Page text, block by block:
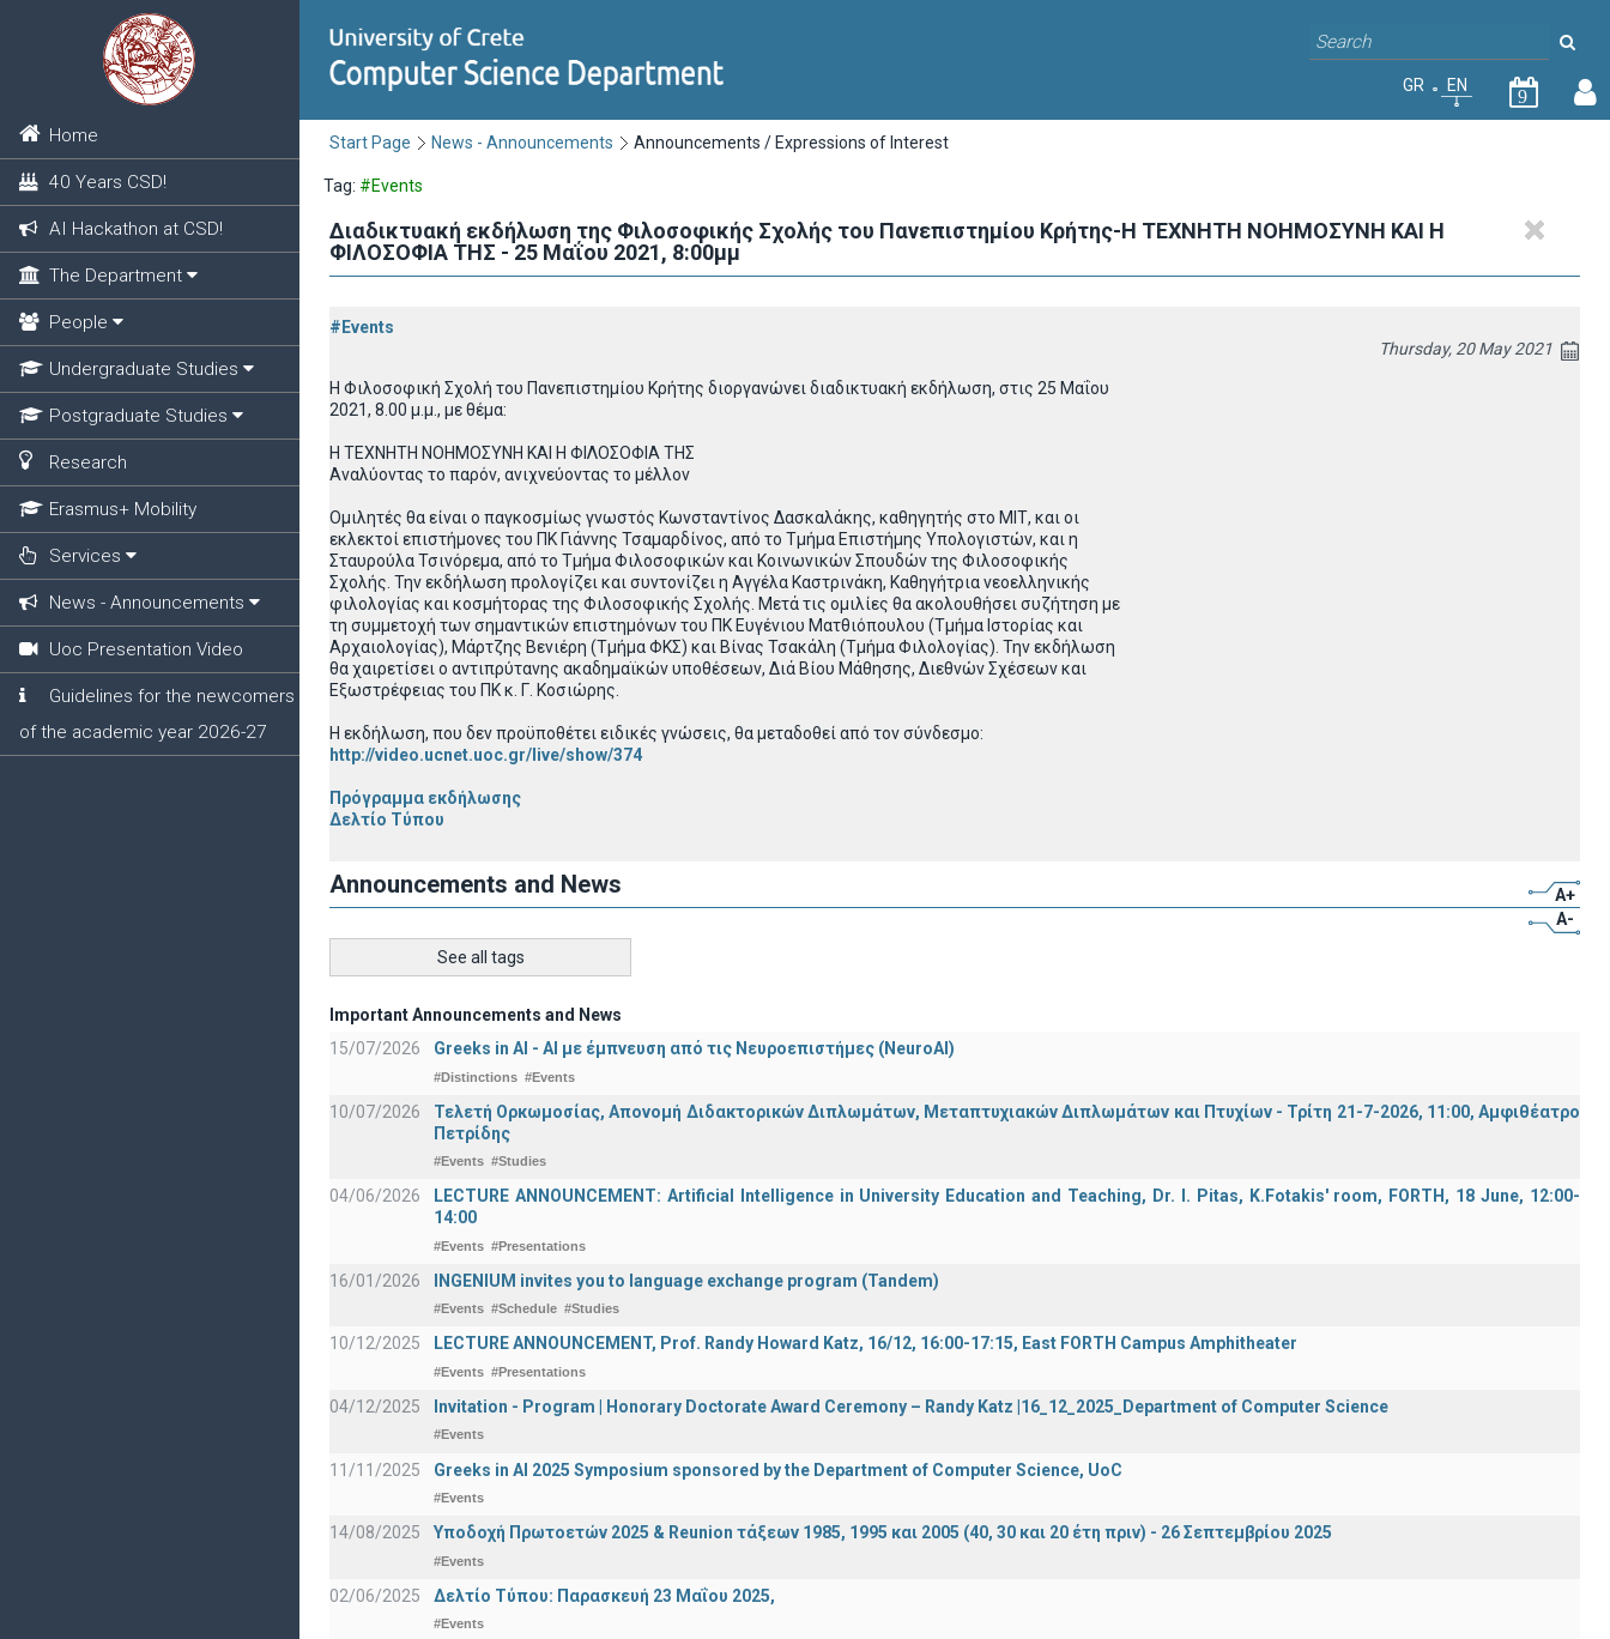
Home
40 Years CSD!
AI Hackathon at CSD!
The Department
People
Undergraduate Studies
Postgraduate Studies
Research
Erasmus+ Mobility
Services
News - Announcements
Uoc Presentation Video
Guidelines for the newcomers
of the academic year 2026-27
GR EN
9
Start Page News - Announcements Announcements / Expressions of Interest
Tag: #Events
Διαδικτυακή εκδήλωση της Φιλοσοφικής Σχολής του Πανεπιστημίου Κρήτης-Η ΤΕΧΝΗΤΗ ΝΟΗΜΟΣΥΝΗ ΚΑΙ Η
ΦΙΛΟΣΟΦΙΑ ΤΗΣ - 25 Μαΐου 2021, 8:00μμ
#Events
Thursday, 20 May 2021
Η Φιλοσοφική Σχολή του Πανεπιστημίου Κρήτης διοργανώνει διαδικτυακή εκδήλωση, στις 25 Μαΐου
2021, 8.00 μ.μ., με θέμα:
Η ΤΕΧΝΗΤΗ ΝΟΗΜΟΣΥΝΗ ΚΑΙ Η ΦΙΛΟΣΟΦΙΑ ΤΗΣ
Αναλύοντας το παρόν, ανιχνεύοντας το μέλλον
Ομιλητές θα είναι ο παγκοσμίως γνωστός Κωνσταντίνος Δασκαλάκης, καθηγητής στο ΜΙΤ, και οι
εκλεκτοί επιστήμονες του ΠΚ Γιάννης Τσαμαρδίνος, από το Τμήμα Επιστήμης Υπολογιστών, και η
Σταυρούλα Τσινόρεμα, από το Τμήμα Φιλοσοφικών και Κοινωνικών Σπουδών της Φιλοσοφικής
Σχολής. Την εκδήλωση προλογίζει και συντονίζει η Αγγέλα Καστρινάκη, Καθηγήτρια νεοελληνικής
φιλολογίας και κοσμήτορας της Φιλοσοφικής Σχολής. Μετά τις ομιλίες θα ακολουθήσει συζήτηση με
τη συμμετοχή των σημαντικών επιστημόνων του ΠΚ Ευγένιου Ματθιόπουλου (Τμήμα Ιστορίας και
Αρχαιολογίας), Μάρτζης Βενιέρη (Τμήμα ΦΚΣ) και Βίνας Τσακάλη (Τμήμα Φιλολογίας). Την εκδήλωση
θα χαιρετίσει ο αντιπρύτανης ακαδημαϊκών υποθέσεων, Διά Βίου Μάθησης, Διεθνών Σχέσεων και
Εξωστρέφειας του ΠΚ κ. Γ. Κοσιώρης.
Η εκδήλωση, που δεν προϋποθέτει ειδικές γνώσεις, θα μεταδοθεί από τον σύνδεσμο:
http://video.ucnet.uoc.gr/live/show/374
Πρόγραμμα εκδήλωσης
Δελτίο Τύπου
Announcements and News
A+
A-
See all tags
Important Announcements and News
15/07/2026
Greeks in AI - ΑΙ με έμπνευση από τις Νευροεπιστήμες (NeuroAI)
#Distinctions #Events
10/07/2026
Τελετή Ορκωμοσίας, Απονομή Διδακτορικών Διπλωμάτων, Μεταπτυχιακών Διπλωμάτων και Πτυχίων - Τρίτη 21-7-2026, 11:00, Αμφιθέατρο
Πετρίδης
#Events #Studies
04/06/2026
LECTURE ANNOUNCEMENT: Artificial Intelligence in University Education and Teaching, Dr. I. Pitas, K.Fotakis' room, FORTH, 18 June, 12:00-
14:00
#Events #Presentations
16/01/2026 INGENIUM invites you to language exchange program (Tandem)
#Events #Schedule #Studies
10/12/2025 LECTURE ANNOUNCEMENT, Prof. Randy Howard Katz, 16/12, 16:00-17:15, East FORTH Campus Amphitheater
#Events #Presentations
04/12/2025 Invitation - Program | Honorary Doctorate Award Ceremony – Randy Katz |16_12_2025_Department of Computer Science
#Events
11/11/2025 Greeks in AI 2025 Symposium sponsored by the Department of Computer Science, UoC
#Events
14/08/2025 Υποδοχή Πρωτοετών 2025 & Reunion τάξεων 1985, 1995 και 2005 (40, 30 και 20 έτη πριν) - 26 Σεπτεμβρίου 2025
#Events
02/06/2025 Δελτίο Τύπου: Παρασκευή 23 Μαΐου 2025,
#Events